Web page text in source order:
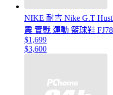
NIKE 耐吉 Nike G.T
震 實戰 運動 籃球鞋
$1,699
$3,600